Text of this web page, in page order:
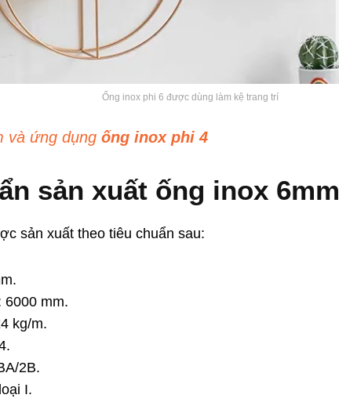
Ống inox phi 6 được dùng làm kệ trang trí
và ứng dụng ống inox phi 4
sản xuất ống inox 6mm
sản xuất theo tiêu chuẩn sau:
6000 mm.
kg/m.
2B.
I.